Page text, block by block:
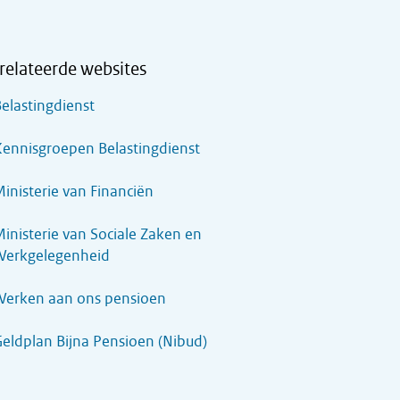
websites
Belastingdienst
van Financiën
van Sociale Zaken en
aan ons pensioen
Bijna Pensioen (Nibud)